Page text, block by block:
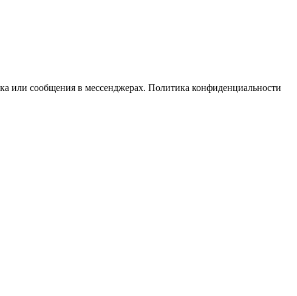
или сообщения в мессенджерах. Политика конфиденциальности